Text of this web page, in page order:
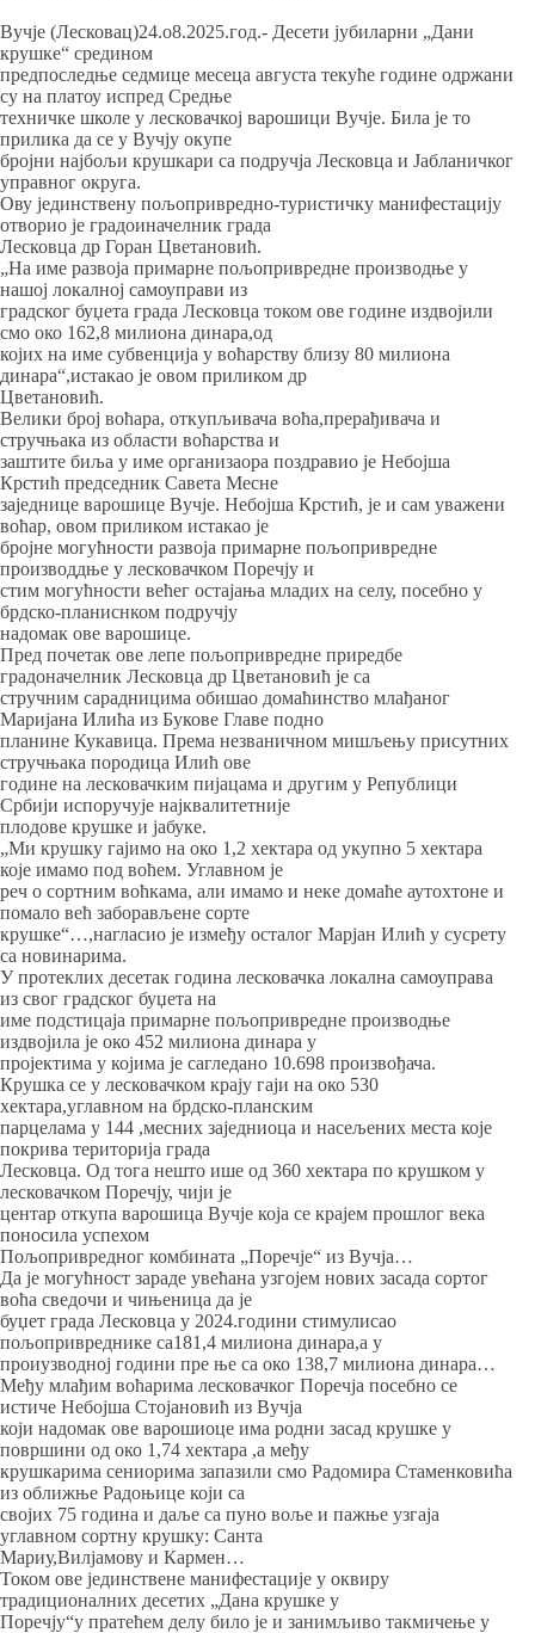
Вучје (Лесковац)24.о8.2025.год.- Десети јубиларни „Дани
крушке“ средином
предпоследње седмице месеца августа текуће године одржани
су на платоу испред Средње
техничке школе у лесковачкој варошици Вучје. Била је то
прилика да се у Вучју окупе
бројни најбољи крушкари са подручја Лесковца и Јабланичког
управног округа.
Ову јединствену пољопривредно-туристичку манифестацију
отворио је градоиначелник града
Лесковца др Горан Цветановић.
„На име развоја примарне пољопривредне производње у
нашој локалној самоуправи из
градског буџета града Лесковца током ове године издвојили
смо око 162,8 милиона динара,од
којих на име субвенција у воћарству близу 80 милиона
динара“,истакао је овом приликом др
Цветановић.
Велики број воћара, откупљивача воћа,прерађивача и
стручњака из области воћарства и
заштите биља у име организаора поздравио је Небојша
Крстић председник Савета Месне
заједнице варошице Вучје. Небојша Крстић, је и сам уважени
воћар, овом приликом истакао је
бројне могућности развоја примарне пољопривредне
производдње у лесковачком Поречју и
стим могућности већег остајања младих на селу, посебно у
брдско-планиснком подручју
надомак ове варошице.
Пред почетак ове лепе пољопривредне приредбе
градоначелник Лесковца др Цветановић је са
стручним сарадницима обишао домаћинство млађаног
Маријана Илића из Букове Главе подно
планине Кукавица. Према незваничном мишљењу присутних
стручњака породица Илић ове
године на лесковачким пијацама и другим у Републици
Србији испоручује најквалитетније
плодове крушке и јабуке.
„Ми крушку гајимо на око 1,2 хектара од укупно 5 хектара
које имамо под воћем. Углавном је
реч о сортним воћкама, али имамо и неке домаће аутохтоне и
помало већ заборављене сорте
крушке“…,нагласио је између осталог Марјан Илић у сусрету
са новинарима.
У протеклих десетак година лесковачка локална самоуправа
из свог градског буџета на
име подстицаја примарне пољопривредне производње
издвојила је око 452 милиона динара у
пројектима у којима је сагледано 10.698 произвођача.
Крушка се у лесковачком крају гаји на око 530
хектара,углавном на брдско-планским
парцелама у 144 ,месних заједниоца и насељених места које
покрива територија града
Лесковца. Од тога нешто ише од 360 хектара по крушком у
лесковачком Поречју, чији је
центар откупа варошица Вучје која се крајем прошлог века
поносила успехом
Пољопривредног комбината „Поречје“ из Вучја…
Да је могућност зараде увећана узгојем нових засада сортог
воћа сведочи и чињеница да је
буџет града Лесковца у 2024.години стимулисао
пољопривреднике са181,4 милиона динара,а у
проиузводној години пре ње са око 138,7 милиона динара…
Међу млађим воћарима лесковачког Поречја посебно се
истиче Небојша Стојановић из Вучја
који надомак ове варошиоце има родни засад крушке у
површини од око 1,74 хектара ,а међу
крушкарима сениорима запазили смо Радомира Стаменковића
из оближње Радоњице који са
својих 75 година и даље са пуно воље и пажње узгаја
углавном сортну крушку: Санта
Мариу,Вилјамову и Кармен…
Током ове јединствене манифестације у оквиру
традиционалних десетих „Дана крушке у
Поречју“у пратећем делу било је и занимљиво такмичење у